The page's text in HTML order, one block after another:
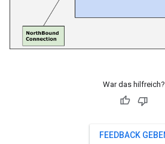
War das hilfreich?
FEEDBACK